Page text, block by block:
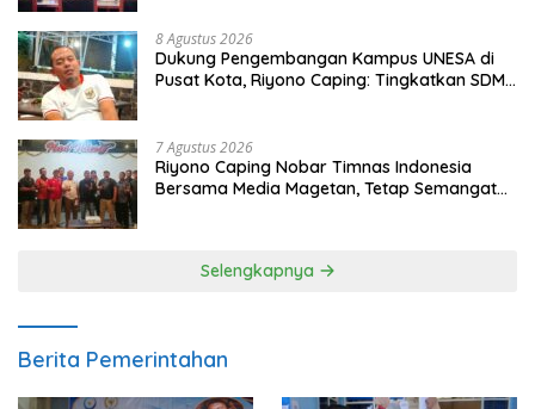
8 Agustus 2026
Dukung Pengembangan Kampus UNESA di
Pusat Kota, Riyono Caping: Tingkatkan SDM
7 Agustus 2026
Riyono Caping Nobar Timnas Indonesia
Bersama Media Magetan, Tetap Semangat
Selengkapnya
Berita Pemerintahan